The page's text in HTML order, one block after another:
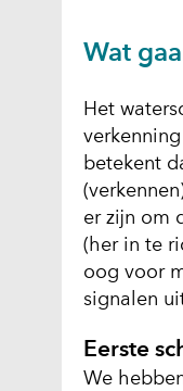
Wat
Het
betekent
er zijn om
(her in te
oog voor
signalen
Eerste
We